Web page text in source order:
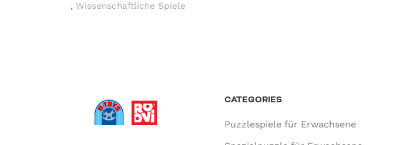
, Wissenschaftliche Spiele
CATEGORIES
Puzzlespiele für Erwachsene